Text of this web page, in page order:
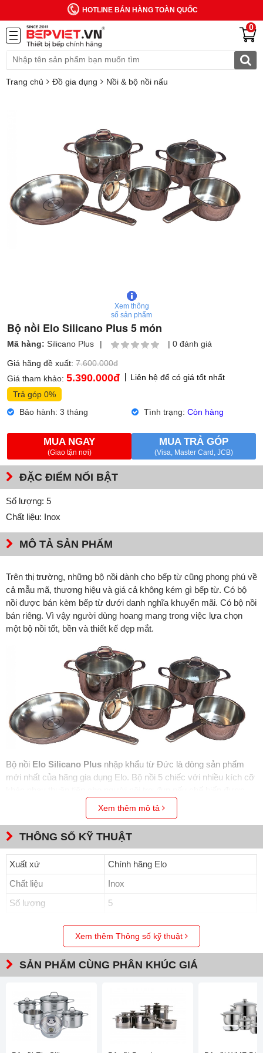
HOTLINE BÁN HÀNG TOÀN QUỐC
0
Trang chủ Đồ gia dụng Nồi & bộ nồi nấu
Xem thông
số sản phẩm
Bộ nồi Elo Silicano Plus 5 món
Mã hàng: Silicano Plus | | 0 đánh giá
Giá hãng đề xuất: 7.600.000đ
Giá tham khảo: 5.390.000đ
Liên hệ để có giá tốt nhất
Trả góp 0%
Bảo hành: 3 tháng
Tình trạng: Còn hàng
MUA NGAY
(Giao tận nơi)
MUA TRẢ GÓP
(Visa, Master Card, JCB)
ĐẶC ĐIỂM NỔI BẬT
Số lượng: 5
Chất liệu: Inox
MÔ TẢ SẢN PHẨM
Trên thị trường, những bộ nồi dành cho bếp từ cũng phong phú về
cả mẫu mã, thương hiệu và giá cả không kém gì bếp từ. Có bộ
nồi được bán kèm bếp từ dưới danh nghĩa khuyến mãi. Có bộ nồi
bán riêng. Vì vậy người dùng hoang mang trong việc lựa chọn
một bộ nồi tốt, bền và thiết kế đẹp mắt.
Bộ nồi Elo Silicano Plus nhập khẩu từ Đức là dòng sản phẩm
mới nhất của hãng gia dụng Elo. Bộ nồi 5 chiếc với nhiều kích cỡ
mọi món hấp dẫn cho gia đình. Kích thước các nồi lần lượt là:
, Chảo
20cm x 3.0
16cm x 1.5 lit , Nồi quánh
cầm dài, không nóng. Bộ nồi cấu tạo chắc chắn với 3 lớp đúc liền
nguyên khối từ thành đến đáy: Lớp trong cùng là lớp được tiếp
xúc trực tiếp với thức ăn được làm bằng chất liệu cao cấp an
toàn inox 304 hay còn gọi là thép 18/10 (trong đó có 18% Crom
và 10% Niken), Lớp thứ 2 chính là lớp lõi hay còn gọi là lớp giữa,
Xem thêm mô tả
THÔNG SỐ KỸ THUẬT
Xuất xứ
Chính hãng Elo
Chất liệu
Inox
Số lượng
5
Xem thêm Thông số kỹ thuật
SẢN PHẨM CÙNG PHÂN KHÚC GIÁ